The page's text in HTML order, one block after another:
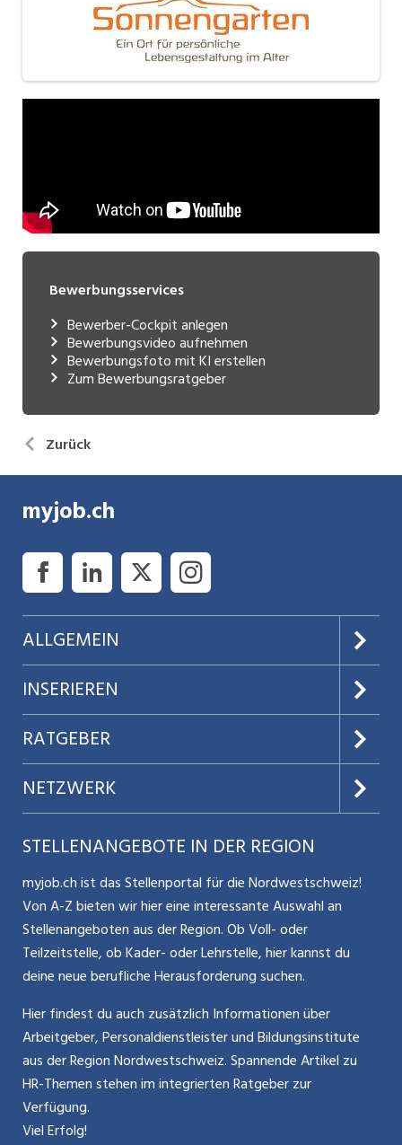
Bewerbungsservices
Bewerber-Cockpit anlegen
Bewerbungsvideo aufnehmen
Bewerbungsfoto mit KI erstellen
Zum Bewerbungsratgeber
Zurück
myjob.ch
ALLGEMEIN
Über uns
AGB
Datenschutz
Nutzungsbedingungen
Glossar
Kontakt
Impressum
INSERIEREN
Preise & Leistungen
Jobs verwalten
Benutzermanual
Bewerber-Cockpit
RATGEBER
Teilzeit / Flexible Arbeitsmodelle
Mitarbeiter 50+ / Pensionierung
Karriere allgemein
Führung
Bewerbung / Neuorientierung
Aktionen / News
NETZWERK
Aargauerzeitung.ch
CH Media
ostjob.ch
zentraljob.ch
jobbasel.ch
jobbern.ch
jobmittelland.ch
jobzüri.ch
STELLENANGEBOTE IN DER REGION
myjob.ch ist das Stellenportal für die Nordwestschweiz!
Von A-Z bieten wir hier eine interessante Auswahl an
Stellenangeboten aus der Region. Ob Voll- oder
Teilzeitstelle, ob Kader- oder Lehrstelle, hier kannst du
deine neue berufliche Herausforderung suchen.
Hier findest du auch zusätzlich Informationen über
Arbeitgeber, Personaldienstleister und Bildungsinstitute
aus der Region Nordwestschweiz. Spannende Artikel zu
HR-Themen stehen im integrierten Ratgeber zur
Verfügung.
Viel Erfolg!